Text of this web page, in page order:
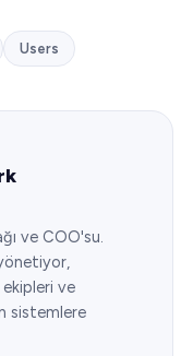
Users
ve COO'su.
ve
sistemlere